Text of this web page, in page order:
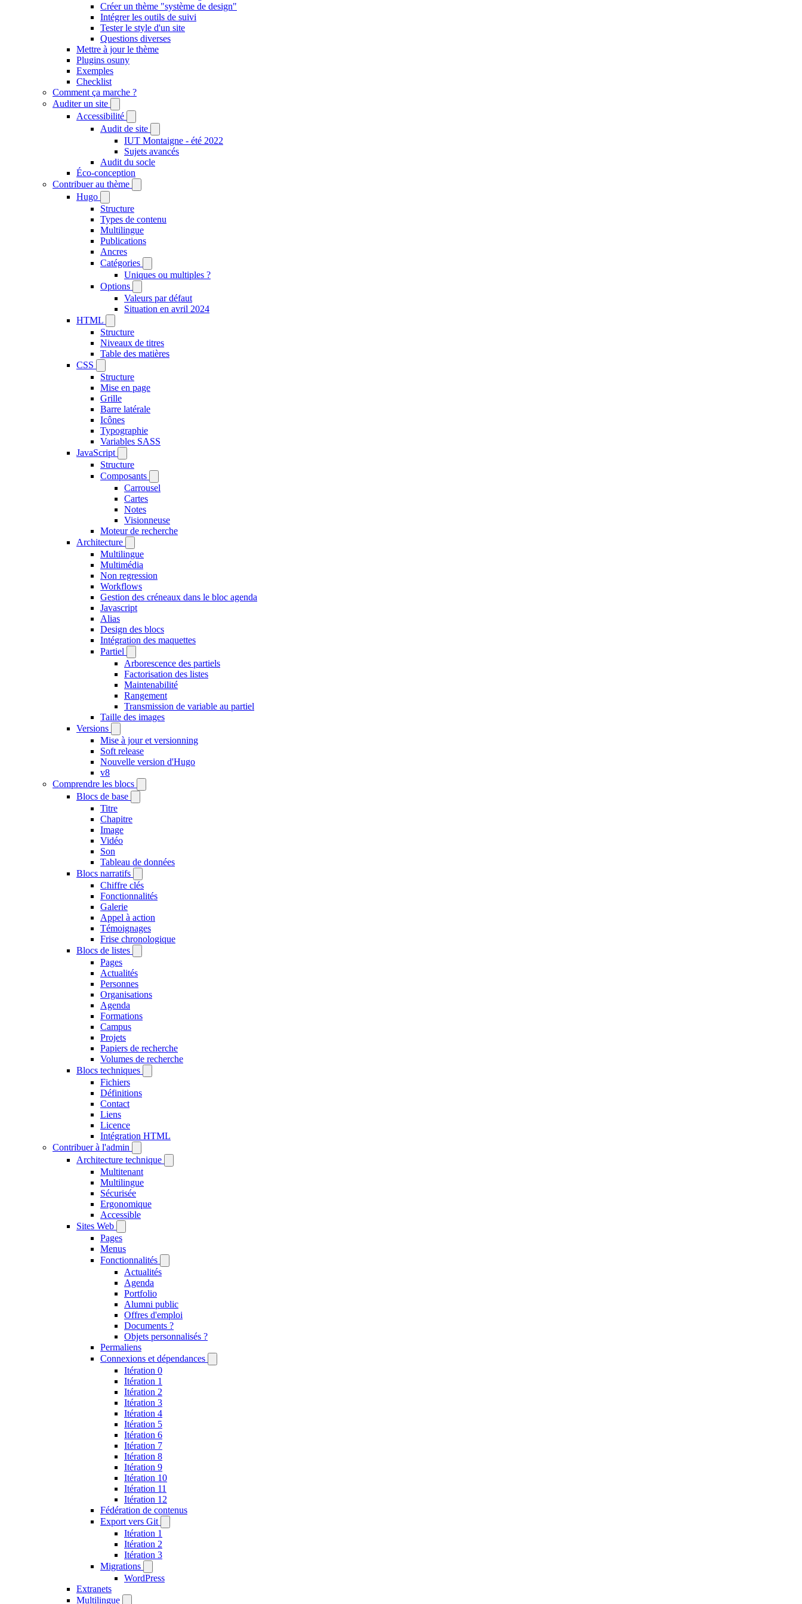
Créer un thème "système de design"
Intégrer les outils de suivi
Tester le style d'un site
Questions diverses
Mettre à jour le thème
Plugins osuny
Exemples
Checklist
Comment ça marche ?
Auditer un site
Accessibilité
Audit de site
IUT Montaigne - été 2022
Sujets avancés
Audit du socle
Éco-conception
Contribuer au thème
Hugo
Structure
Types de contenu
Multilingue
Publications
Ancres
Catégories
Uniques ou multiples ?
Options
Valeurs par défaut
Situation en avril 2024
HTML
Structure
Niveaux de titres
Table des matières
CSS
Structure
Mise en page
Grille
Barre latérale
Icônes
Typographie
Variables SASS
JavaScript
Structure
Composants
Carrousel
Cartes
Notes
Visionneuse
Moteur de recherche
Architecture
Multilingue
Multimédia
Non regression
Workflows
Gestion des créneaux dans le bloc agenda
Javascript
Alias
Design des blocs
Intégration des maquettes
Partiel
Arborescence des partiels
Factorisation des listes
Maintenabilité
Rangement
Transmission de variable au partiel
Taille des images
Versions
Mise à jour et versionning
Soft release
Nouvelle version d'Hugo
v8
Comprendre les blocs
Blocs de base
Titre
Chapitre
Image
Vidéo
Son
Tableau de données
Blocs narratifs
Chiffre clés
Fonctionnalités
Galerie
Appel à action
Témoignages
Frise chronologique
Blocs de listes
Pages
Actualités
Personnes
Organisations
Agenda
Formations
Campus
Projets
Papiers de recherche
Volumes de recherche
Blocs techniques
Fichiers
Définitions
Contact
Liens
Licence
Intégration HTML
Contribuer à l'admin
Architecture technique
Multitenant
Multilingue
Sécurisée
Ergonomique
Accessible
Sites Web
Pages
Menus
Fonctionnalités
Actualités
Agenda
Portfolio
Alumni public
Offres d'emploi
Documents ?
Objets personnalisés ?
Permaliens
Connexions et dépendances
Itération 0
Itération 1
Itération 2
Itération 3
Itération 4
Itération 5
Itération 6
Itération 7
Itération 8
Itération 9
Itération 10
Itération 11
Itération 12
Fédération de contenus
Export vers Git
Itération 1
Itération 2
Itération 3
Migrations
WordPress
Extranets
Multilingue